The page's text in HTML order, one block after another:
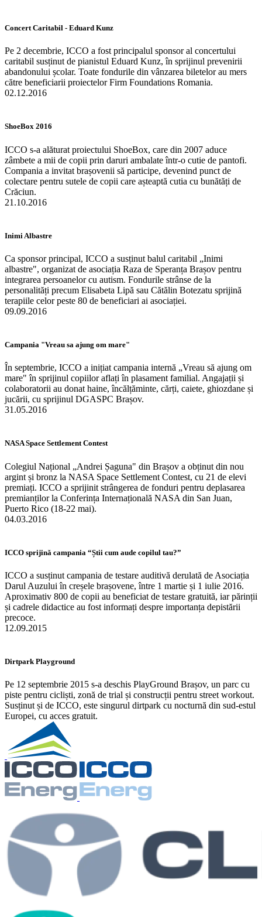
Concert Caritabil - Eduard Kunz
Pe 2 decembrie, ICCO a fost principalul sponsor al concertului
caritabil susținut de pianistul Eduard Kunz, în sprijinul prevenirii
abandonului școlar. Toate fondurile din vânzarea biletelor au mers
către beneficiarii proiectelor Firm Foundations Romania.
02.12.2016
ShoeBox 2016
ICCO s-a alăturat proiectului ShoeBox, care din 2007 aduce
zâmbete a mii de copii prin daruri ambalate într-o cutie de pantofi.
Compania a invitat brașovenii să participe, devenind punct de
colectare pentru sutele de copii care așteaptă cutia cu bunătăți de
Crăciun.
21.10.2016
Inimi Albastre
Ca sponsor principal, ICCO a susținut balul caritabil „Inimi
albastre", organizat de asociația Raza de Speranța Brașov pentru
integrarea persoanelor cu autism. Fondurile strânse de la
personalități precum Elisabeta Lipă sau Cătălin Botezatu sprijină
terapiile celor peste 80 de beneficiari ai asociației.
09.09.2016
Campania "Vreau sa ajung om mare"
În septembrie, ICCO a inițiat campania internă „Vreau să ajung om
mare" în sprijinul copiilor aflați în plasament familial. Angajații și
colaboratorii au donat haine, încălțăminte, cărți, caiete, ghiozdane și
jucării, cu sprijinul DGASPC Brașov.
31.05.2016
NASA Space Settlement Contest
Colegiul Național „Andrei Șaguna" din Brașov a obținut din nou
argint și bronz la NASA Space Settlement Contest, cu 21 de elevi
premiați. ICCO a sprijinit strângerea de fonduri pentru deplasarea
premianților la Conferința Internațională NASA din San Juan,
Puerto Rico (18-22 mai).
04.03.2016
ICCO sprijină campania “Știi cum aude copilul tau?”
ICCO a susținut campania de testare auditivă derulată de Asociația
Darul Auzului în creșele brașovene, între 1 martie și 1 iulie 2016.
Aproximativ 800 de copii au beneficiat de testare gratuită, iar părinții
și cadrele didactice au fost informați despre importanța depistării
precoce.
12.09.2015
Dirtpark Playground
Pe 12 septembrie 2015 s-a deschis PlayGround Brașov, un parc cu
piste pentru cicliști, zonă de trial și construcții pentru street workout.
Susținut și de ICCO, este singurul dirtpark cu nocturnă din sud-estul
Europei, cu acces gratuit.